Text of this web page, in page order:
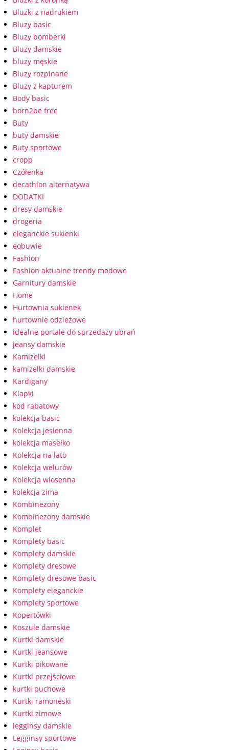
Bluzki z nadrukiem
Bluzy basic
Bluzy bomberki
Bluzy damskie
bluzy męskie
Bluzy rozpinane
Bluzy z kapturem
Body basic
born2be free
Buty
buty damskie
Buty sportowe
cropp
Czółenka
decathlon alternatywa
DODATKI
dresy damskie
drogeria
eleganckie sukienki
eobuwie
Fashion
Fashion aktualne trendy modowe
Garnitury damskie
Home
Hurtownia sukienek
hurtownie odzieżowe
idealne portale do sprzedaży ubrań
jeansy damskie
Kamizelki
kamizelki damskie
Kardigany
Klapki
kod rabatowy
kolekcja basic
Kolekcja jesienna
kolekcja masełko
Kolekcja na lato
Kolekcja welurów
Kolekcja wiosenna
kolekcja zima
Kombinezony
Kombinezony damskie
Komplet
Komplety basic
Komplety damskie
Komplety dresowe
Komplety dresowe basic
Komplety eleganckie
Komplety sportowe
Kopertówki
Koszule damskie
Kurtki damskie
Kurtki jeansowe
Kurtki pikowane
Kurtki przejściowe
kurtki puchowe
Kurtki ramoneski
Kurtki zimowe
legginsy damskie
Legginsy sportowe